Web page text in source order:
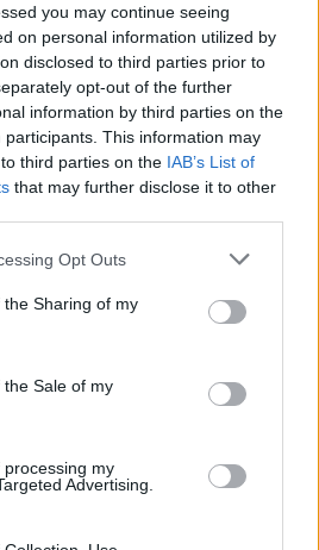
you may continue seeing
on personal information utilized by
disclosed to third parties prior to
opt-out of the further
information by third parties on the
participants. This information may
third parties on the IAB’s List of
that may further disclose it to other
Opt Outs
Sharing of my
Sale of my
my
Advertising.